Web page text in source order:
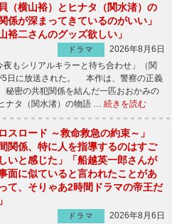
貝（横山裕）とヒナタ（関水渚）の
係が深まってきているのがいい」
山裕二さんのグッズ欲しい」
ドラマ
2026年8月6日
もシリアルキラーと待ち合わせ」（関
5日に放送された。 本作は、警察の正義
秘密の共犯関係を結んだ一匹おおかみの
ナタ（関水渚）の物語 … 続きを読む
ロスロード ～救命救急の約束～」
間関係、特に人を指導するのはすご
いと感じた」「船越英一郎さんが
事面に似ていると言われたことがあ
て、そりゃあ2時間ドラマの帝王だ
ドラマ
2026年8月6日